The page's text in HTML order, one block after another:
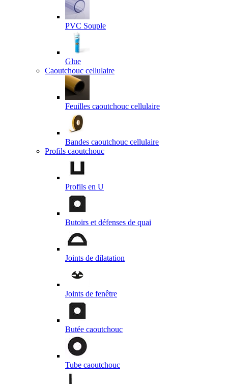
PVC Souple
Glue
Caoutchouc cellulaire
Feuilles caoutchouc cellulaire
Bandes caoutchouc cellulaire
Profils caoutchouc
Profils en U
Butoirs et défenses de quai
Joints de dilatation
Joints de fenêtre
Butée caoutchouc
Tube caoutchouc